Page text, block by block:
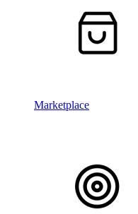
Marketplace